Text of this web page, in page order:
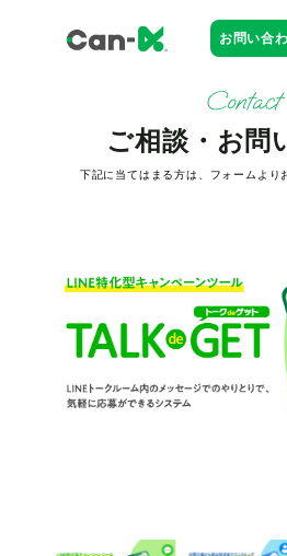
お問い合
ご相談・お問
下記に当てはまる方は、フォームより